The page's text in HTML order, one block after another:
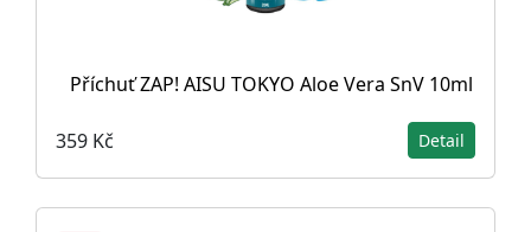
Příchuť ZAP! AISU TOKYO Aloe Vera SnV 10ml
359 Kč Detail